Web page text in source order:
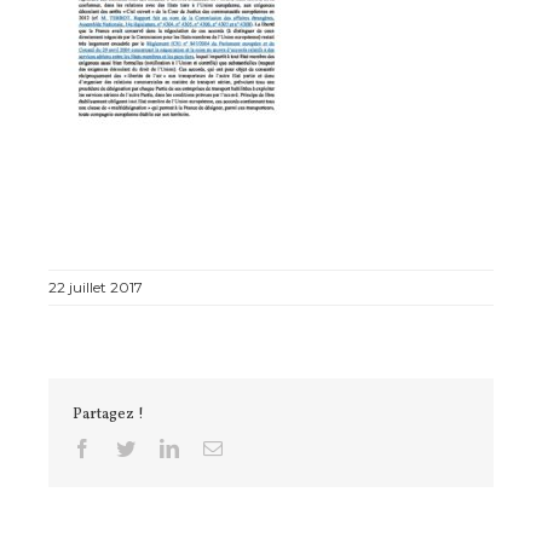
22 juillet 2017
Partagez !
Facebook
TwitterLinkedinEmail